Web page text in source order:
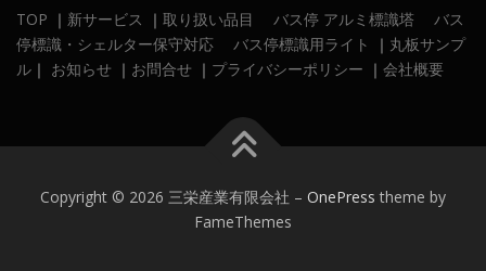
ン
TOP ｜ 新サービス ｜ 取り扱い品目 バス停 アルミ標識塔
バス
停標識・シェルター保守対応
バス停標識用ライト ｜ 丸板サンプ
ル ｜ お知らせ ｜ お問合せ ｜ プライバシーポリシー ｜ 会社概要
Copyright © 2026 三栄産業有限会社 – OnePress theme by
FameThemes